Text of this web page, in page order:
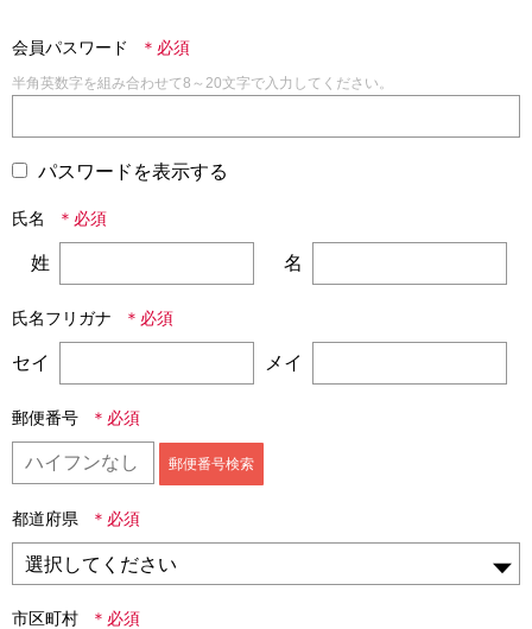
会員パスワード
半角英数字を組み合わせて8～20文字で入力してください。
パスワードを表示する
氏名
姓 名
氏名フリガナ
セイ メイ
郵便番号
郵便番号検索
都道府県
市区町村